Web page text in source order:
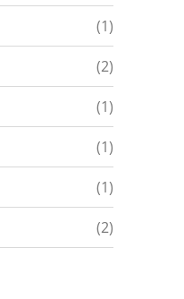
(1)
(2)
(1)
(1)
(1)
(2)